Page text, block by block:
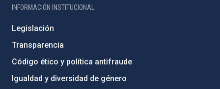
INFORMACIÓN INSTITUCIONAL
Legislación
Transparencia
Código ético y política antifraude
Igualdad y diversidad de género